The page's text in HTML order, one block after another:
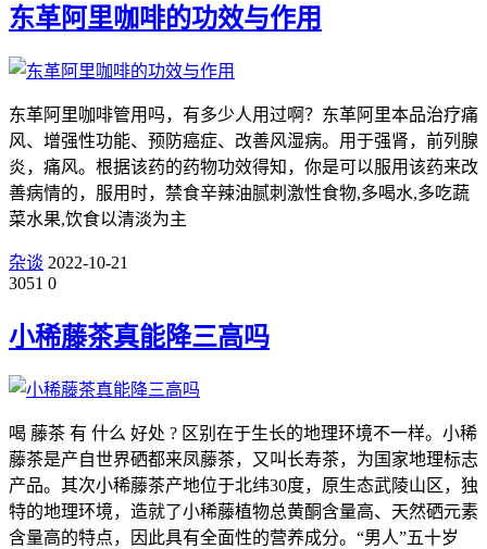
东革阿里咖啡的功效与作用
东革阿里咖啡管用吗，有多少人用过啊？东革阿里本品治疗痛
风、增强性功能、预防癌症、改善风湿病。用于强肾，前列腺
炎，痛风。根据该药的药物功效得知，你是可以服用该药来改
善病情的，服用时，禁食辛辣油腻刺激性食物,多喝水,多吃蔬
菜水果,饮食以清淡为主
杂谈 2022-10-21
3051 0
小稀藤茶真能降三高吗
喝 藤茶 有 什么 好处 ? 区别在于生长的地理环境不一样。小稀
藤茶是产自世界硒都来凤藤茶，又叫长寿茶，为国家地理标志
产品。其次小稀藤茶产地位于北纬30度，原生态武陵山区，独
特的地理环境，造就了小稀藤植物总黄酮含量高、天然硒元素
含量高的特点，因此具有全面性的营养成分。“男人”五十岁